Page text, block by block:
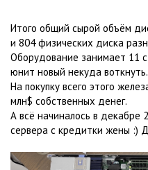
Итого общий сырой объём
и 804 физических диска
Оборудование занимает 11
юнит новый некуда воткнуть.
На покупку всего этого
млн$ собственных денег.
А всё начиналось в декабре
сервера с кредитки жены :)